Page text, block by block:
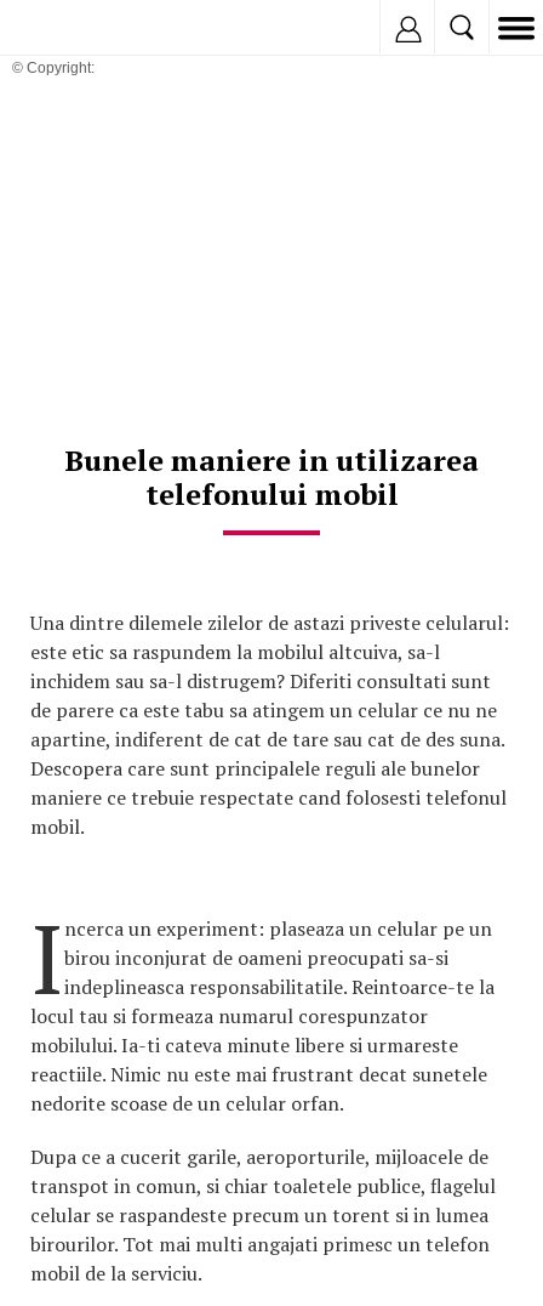
© Copyright:
Bunele maniere in utilizarea
telefonului mobil
Una dintre dilemele zilelor de astazi priveste celularul:
este etic sa raspundem la mobilul altcuiva, sa-l
inchidem sau sa-l distrugem? Diferiti consultati sunt
de parere ca este tabu sa atingem un celular ce nu ne
apartine, indiferent de cat de tare sau cat de des suna.
Descopera care sunt principalele reguli ale bunelor
maniere ce trebuie respectate cand folosesti telefonul
mobil.
I ncerca un experiment: plaseaza un celular pe un
birou inconjurat de oameni preocupati sa-si
indeplineasca responsabilitatile. Reintoarce-te la
locul tau si formeaza numarul corespunzator
mobilului. Ia-ti cateva minute libere si urmareste
reactiile. Nimic nu este mai frustrant decat sunetele
nedorite scoase de un celular orfan.
Dupa ce a cucerit garile, aeroporturile, mijloacele de
transpot in comun, si chiar toaletele publice, flagelul
celular se raspandeste precum un torent si in lumea
birourilor. Tot mai multi angajati primesc un telefon
mobil de la serviciu.